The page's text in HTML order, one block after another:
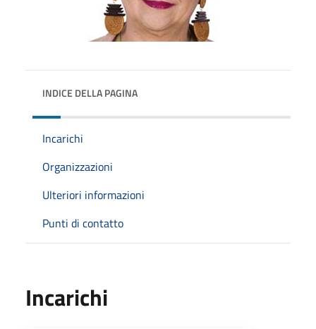
INDICE DELLA PAGINA
Incarichi
Organizzazioni
Ulteriori informazioni
Punti di contatto
Incarichi